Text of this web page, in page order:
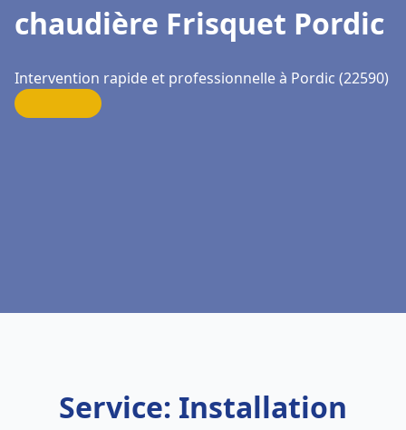
chaudière Frisquet Pordic
Intervention rapide et professionnelle à Pordic (22590)
Service: Installation